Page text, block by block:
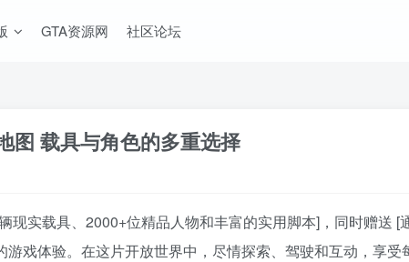
GTA资源网 社区论坛
图 载具与角色的多重选择
现实载具、2000+位精品人物和丰富的实用脚本]，同时赠送
戏体验。在这片开放世界中，尽情探索、驾驶和互动，享受